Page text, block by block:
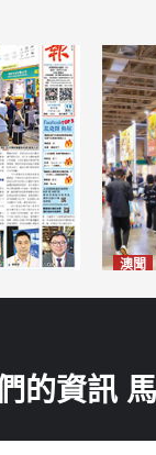
澳聞
的資訊